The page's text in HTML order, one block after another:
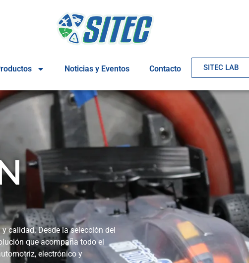
Noticias y Eventos Contacto SITEC LAB
calidad. Desde la selección del
que acompaña todo el
electrónico y